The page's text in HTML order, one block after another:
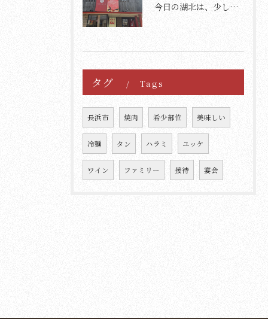
今日の湖北は、少し肌寒く、さらに一段と寒さを感じる日です。
タグ Tags
長浜市 焼肉 希少部位 美味しい
冷麺 タン ハラミ ユッケ
ワイン ファミリー 接待 宴会